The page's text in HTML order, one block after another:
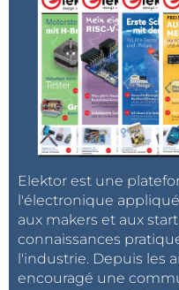
Elektor est une
l'électronique
aux makers et aux
connaissances
l'industrie. Depuis les
encouragé une